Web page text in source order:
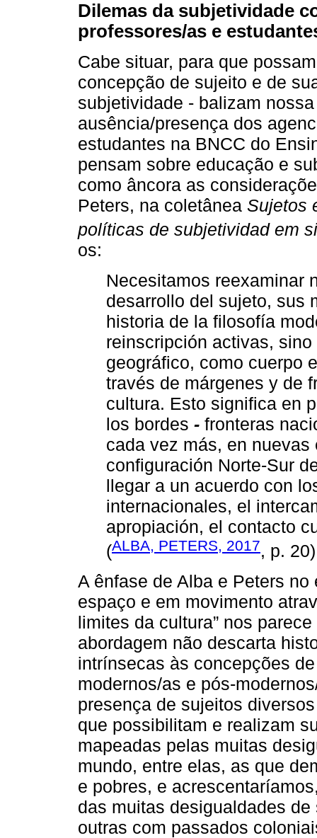
Dilemas da subjetividade
professores/as e
Cabe situar, para que
concepção de sujeito e de
subjetividade - balizam
ausência/presença dos
estudantes na BNCC do
pensam sobre educação e
como âncora as
Peters, na coletânea Sujetos
políticas de subjetividad em
os:
Necesitamos reexaminar
desarrollo del sujeto, sus
historia de la filosofía
reinscripción activas,
geográfico, como cuerpo
través de márgenes y de
cultura. Esto significa en
los bordes - fronteras
cada vez más, en
configuración Norte-Sur
llegar a un acuerdo con
internacionales, el
apropiación, el contacto
(ALBA, PETERS, 2017, p.
A ênfase de Alba e Peters
espaço e em movimento
limites da cultura” nos
abordagem não descarta
intrínsecas às concepções
modernos/as e pós-
presença de sujeitos
que possibilitam e realizam
mapeadas pelas muitas
mundo, entre elas, as que
e pobres, e
das muitas desigualdades
outras com passados